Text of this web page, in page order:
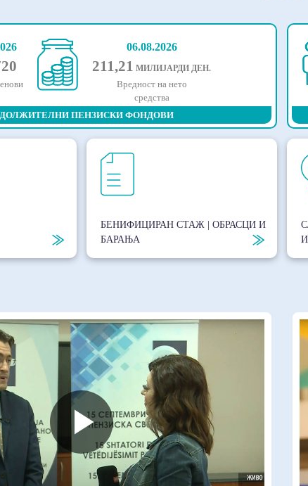
06.08.2026
211,21 МИЛИЈАРДИ ДЕН.
Вредност на нето
средства
ПЕНЗИСКИ ФОНДОВИ
БЕНИФИЦИРАН СТАЖ | ОБРАСЦИ И
БАРАЊА
Play